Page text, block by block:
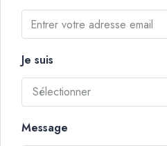
Je suis
Sélectionner
Message